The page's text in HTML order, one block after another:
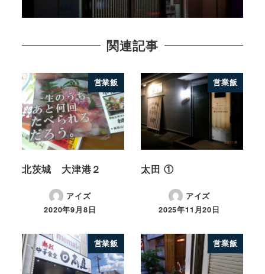
関連記事
営業飯
北茨城 大津港２
アイズ
2020年9月8日
営業飯
太田 ①
アイズ
2025年11月20日
営業飯 営業飯